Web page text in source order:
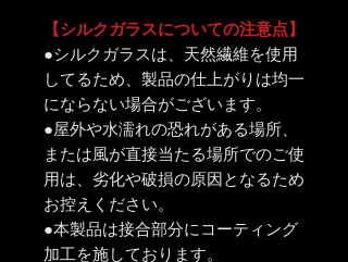
【シルクガラスについての注意点】
●シルクガラスは、天然繊維を使用
してるため、製品の仕上がりは均一
にならない場合がございます。
●屋外や水濡れの恐れがある場所、
または風が直接当たる場所でのご使
用は、劣化や破損の原因となるため
お控えください。
●本製品は接合部分にコーティング
加工を施しております。